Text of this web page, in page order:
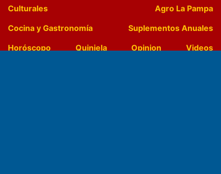
Culturales
Agro La Pampa
Cocina y Gastronomía
Suplementos Anuales
Horóscopo
Quiniela Opinion
Videos